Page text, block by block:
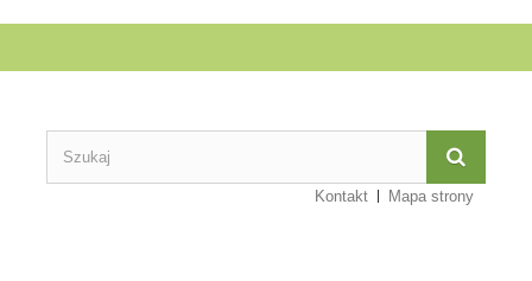
Kontakt Mapa strony